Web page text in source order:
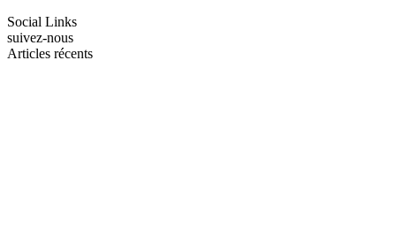
Social Links
suivez-nous
Articles récents